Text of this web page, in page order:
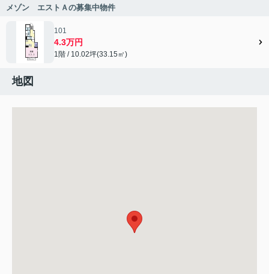
メゾン エストＡの募集中物件
101
4.3万円
1階 / 10.02坪(33.15㎡)
地図